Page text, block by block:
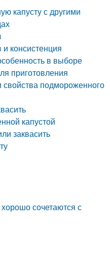
капусту с другими
и консистенция
в выборе
приготовления
свойства подмороженного
капустой
заквасить
сочетаются с